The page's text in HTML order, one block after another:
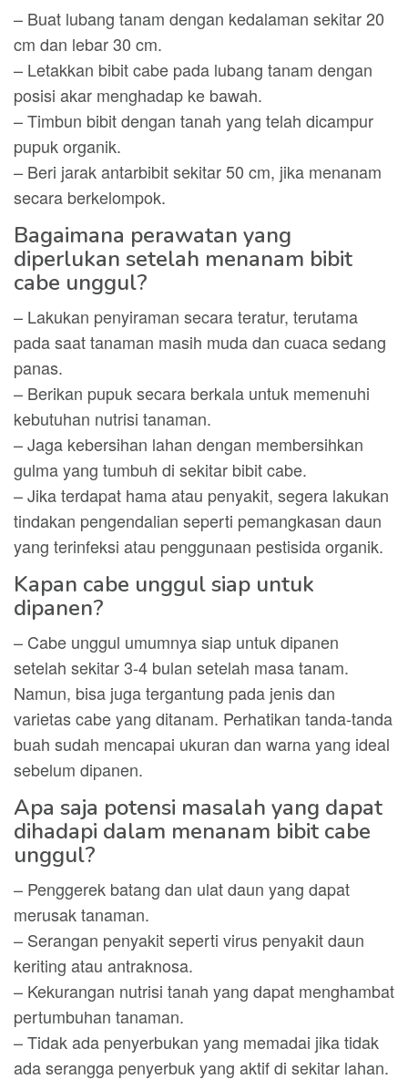
– Buat lubang tanam dengan kedalaman sekitar 20
cm dan lebar 30 cm.
– Letakkan bibit cabe pada lubang tanam dengan
posisi akar menghadap ke bawah.
– Timbun bibit dengan tanah yang telah dicampur
pupuk organik.
– Beri jarak antarbibit sekitar 50 cm, jika menanam
secara berkelompok.
Bagaimana perawatan yang
diperlukan setelah menanam bibit
cabe unggul?
– Lakukan penyiraman secara teratur, terutama
pada saat tanaman masih muda dan cuaca sedang
panas.
– Berikan pupuk secara berkala untuk memenuhi
kebutuhan nutrisi tanaman.
– Jaga kebersihan lahan dengan membersihkan
gulma yang tumbuh di sekitar bibit cabe.
– Jika terdapat hama atau penyakit, segera lakukan
tindakan pengendalian seperti pemangkasan daun
yang terinfeksi atau penggunaan pestisida organik.
Kapan cabe unggul siap untuk
dipanen?
– Cabe unggul umumnya siap untuk dipanen
setelah sekitar 3-4 bulan setelah masa tanam.
Namun, bisa juga tergantung pada jenis dan
varietas cabe yang ditanam. Perhatikan tanda-tanda
buah sudah mencapai ukuran dan warna yang ideal
sebelum dipanen.
Apa saja potensi masalah yang dapat
dihadapi dalam menanam bibit cabe
unggul?
– Penggerek batang dan ulat daun yang dapat
merusak tanaman.
– Serangan penyakit seperti virus penyakit daun
keriting atau antraknosa.
– Kekurangan nutrisi tanah yang dapat menghambat
pertumbuhan tanaman.
– Tidak ada penyerbukan yang memadai jika tidak
ada serangga penyerbuk yang aktif di sekitar lahan.